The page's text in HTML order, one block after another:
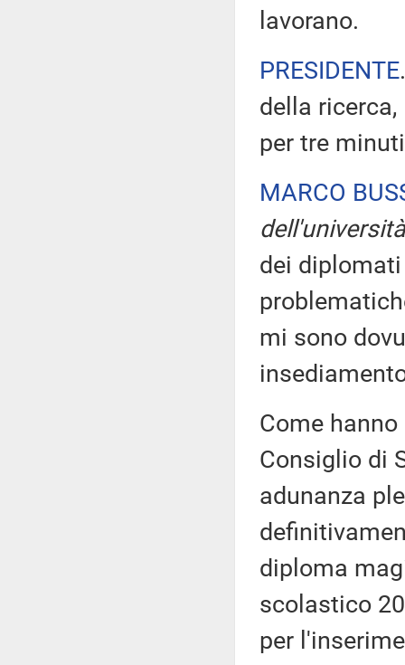
lavorano.
PRESIDENTE
della
per tre
MARCO
dei
mi sono
Come
Consiglio di
adunanza
diploma
scolastico
per